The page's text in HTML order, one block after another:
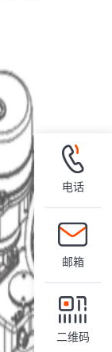
电话
邮箱
二维码